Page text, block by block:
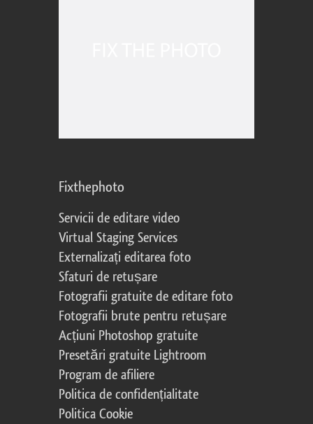
Fixthephoto
Servicii de editare video
Virtual Staging Services
Externalizați editarea foto
Sfaturi de retușare
Fotografii gratuite de editare foto
Fotografii brute pentru retușare
Acțiuni Photoshop gratuite
Presetări gratuite Lightroom
Program de afiliere
Politica de confidențialitate
Politica Cookie